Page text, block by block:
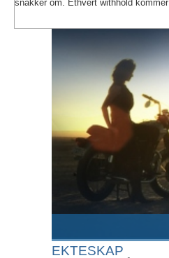
EKTESKAP
snakker om. Ethvert withhold kommer